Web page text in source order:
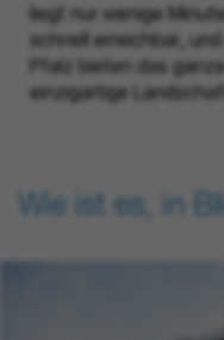
liegt nur wenige
schnell erreichbar,
Pfalz bieten das
einzigartige
Wie ist es, in